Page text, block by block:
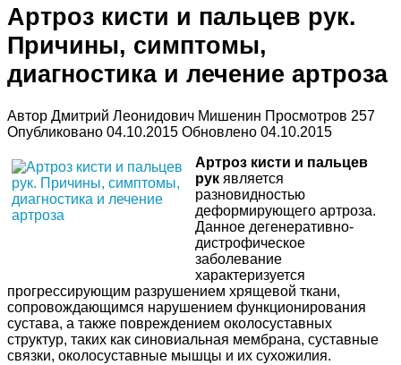
Артроз кисти и пальцев рук.
Причины, симптомы,
диагностика и лечение артроза
Автор Дмитрий Леонидович Мишенин Просмотров 257
Опубликовано 04.10.2015 Обновлено 04.10.2015
Артроз кисти и пальцев
рук является
разновидностью
деформирующего артроза.
Данное дегенеративно-
дистрофическое
заболевание
характеризуется
прогрессирующим разрушением хрящевой ткани,
сопровождающимся нарушением функционирования
сустава, а также повреждением околосуставных
структур, таких как синовиальная мембрана, суставные
связки, околосуставные мышцы и их сухожилия.